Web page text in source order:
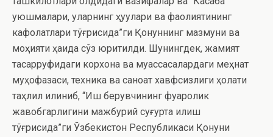
уюшмалари, уларнинг ҳуқуқлари ва фаолиятининг
кафолатлари тўғрисида”ги Қонуннинг мазмуни ва
моҳияти ҳақида сўз юритилди. Шунингдек, жамият
тасарруфидаги корхона ва муассасалардаги меҳнат
муҳофазаси, техника ва саноат хавфсизлиги ҳолати
таҳлил қилиниб, “Иш берувчининг фуқаролик
жавобгарлигини мажбурий суғурта қилиш
тўғрисида”ги Ўзбекистон Республикаси Қонуни